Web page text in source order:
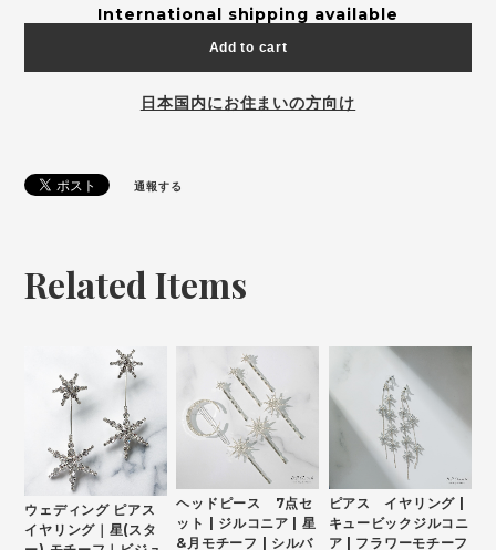
International shipping available
Add to cart
日本国内にお住まいの方向け
通報する
Related Items
ウェディング ピアス
イヤリング｜星(スタ
ヘッドピース 7点セ
ット | ジルコニア | 星
&月モチーフ | シルバ
ピアス イヤリング |
キュービックジルコニ
ア | フラワーモチーフ